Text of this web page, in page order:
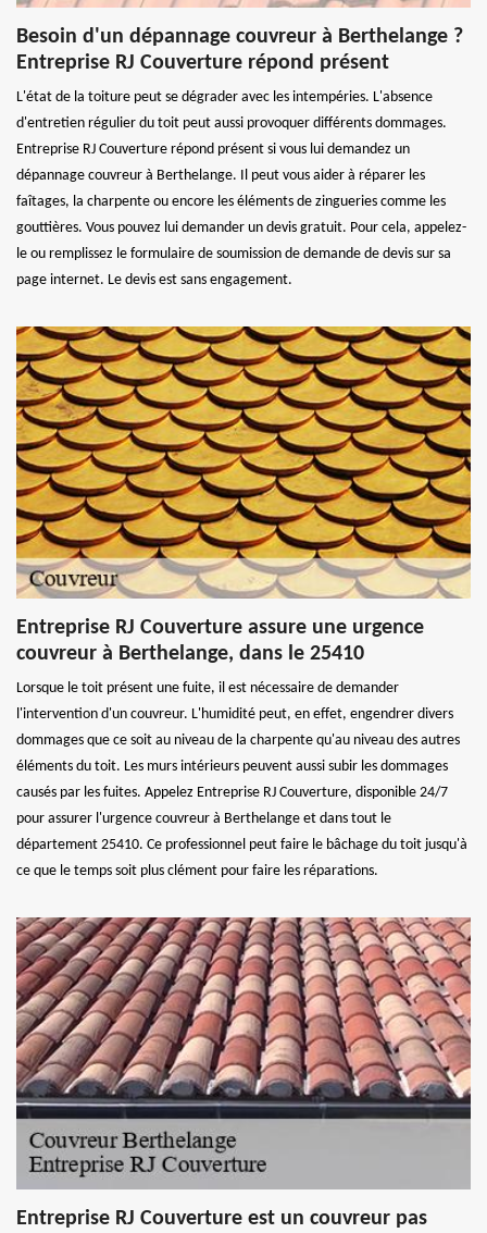
Besoin d'un dépannage couvreur à Berthelange ?
Entreprise RJ Couverture répond présent
L'état de la toiture peut se dégrader avec les intempéries. L'absence
d'entretien régulier du toit peut aussi provoquer différents dommages.
Entreprise RJ Couverture répond présent si vous lui demandez un
dépannage couvreur à Berthelange. Il peut vous aider à réparer les
faîtages, la charpente ou encore les éléments de zingueries comme les
gouttières. Vous pouvez lui demander un devis gratuit. Pour cela, appelez-
le ou remplissez le formulaire de soumission de demande de devis sur sa
page internet. Le devis est sans engagement.
Entreprise RJ Couverture assure une urgence
couvreur à Berthelange, dans le 25410
Lorsque le toit présent une fuite, il est nécessaire de demander
l'intervention d'un couvreur. L'humidité peut, en effet, engendrer divers
dommages que ce soit au niveau de la charpente qu'au niveau des autres
éléments du toit. Les murs intérieurs peuvent aussi subir les dommages
causés par les fuites. Appelez Entreprise RJ Couverture, disponible 24/7
pour assurer l'urgence couvreur à Berthelange et dans tout le
département 25410. Ce professionnel peut faire le bâchage du toit jusqu'à
ce que le temps soit plus clément pour faire les réparations.
Entreprise RJ Couverture est un couvreur pas